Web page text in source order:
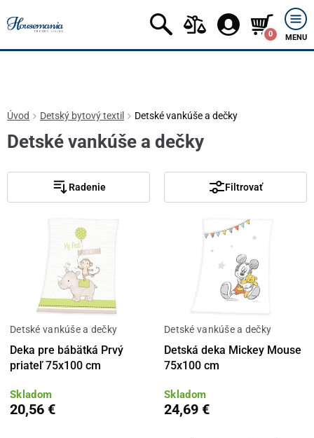
0 MENU
Úvod Detský bytový textil Detské vankúše a dečky
Detské vankúše a dečky
Radenie Filtrovať
Detské vankúše a dečky
Deka pre bábätká Prvý
priateľ 75x100 cm
Skladom
20,56 €
Detské vankúše a dečky
Detská deka Mickey Mouse
75x100 cm
Skladom
24,69 €